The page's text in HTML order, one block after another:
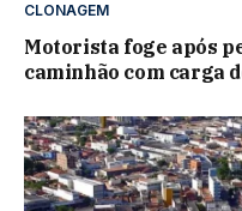
CLONAGEM
Motorista foge após
caminhão com carga